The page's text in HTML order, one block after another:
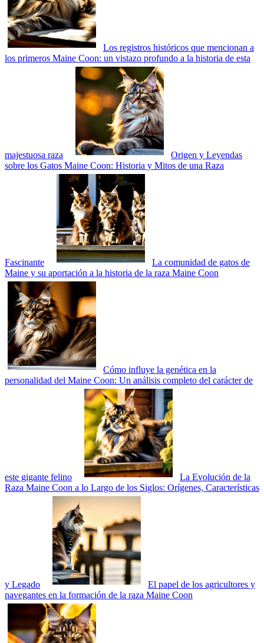
Los registros históricos que mencionan a
los primeros Maine Coon: un vistazo profundo a la historia de esta
majestuosa raza
Origen y Leyendas
sobre los Gatos Maine Coon: Historia y Mitos de una Raza
Fascinante
La comunidad de gatos de
Maine y su aportación a la historia de la raza Maine Coon
Cómo influye la genética en la
personalidad del Maine Coon: Un análisis completo del carácter de
este gigante felino
La Evolución de la
Raza Maine Coon a lo Largo de los Siglos: Orígenes, Características
y Legado
El papel de los agricultores y
navegantes en la formación de la raza Maine Coon